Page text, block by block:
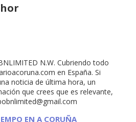
N.W. Cubriendo todo
en España. Si
noticia de última hora, un
que crees que es relevante,
EN A CORUÑA